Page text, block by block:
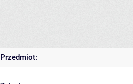
Przedmiot: